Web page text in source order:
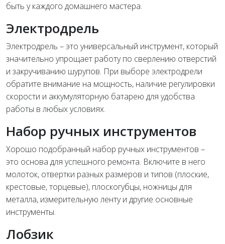
быть у каждого домашнего мастера.
Электродрель
Электродрель – это универсальный инструмент, который
значительно упрощает работу по сверлению отверстий
и закручиванию шурупов. При выборе электродрели
обратите внимание на мощность, наличие регулировки
скорости и аккумуляторную батарею для удобства
работы в любых условиях.
Набор ручных инструментов
Хорошо подобранный набор ручных инструментов –
это основа для успешного ремонта. Включите в него
молоток, отвертки разных размеров и типов (плоские,
крестовые, торцевые), плоскогубцы, ножницы для
металла, измерительную ленту и другие основные
инструменты.
Лобзик